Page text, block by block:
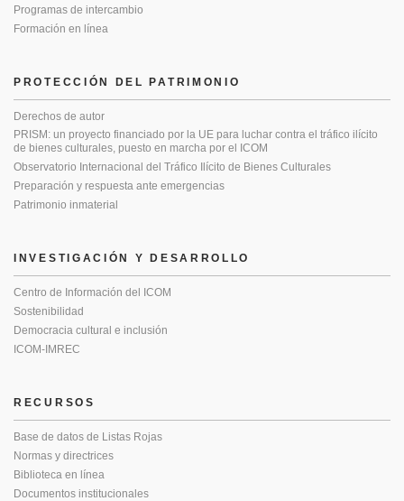
PROTECCIÓN DEL PATRIMONIO
Derechos de autor
PRISM: un proyecto financiado por la UE para luchar contra el tráfico ilícito
de bienes culturales, puesto en marcha por el ICOM
Observatorio Internacional del Tráfico Ilícito de Bienes Culturales
Preparación y respuesta ante emergencias
Patrimonio inmaterial
Programas de intercambio
Formación en línea
INVESTIGACIÓN Y DESARROLLO
Centro de Información del ICOM
Sostenibilidad
Democracia cultural e inclusión
ICOM-IMREC
RECURSOS
Base de datos de Listas Rojas
Normas y directrices
Biblioteca en línea
Documentos institucionales